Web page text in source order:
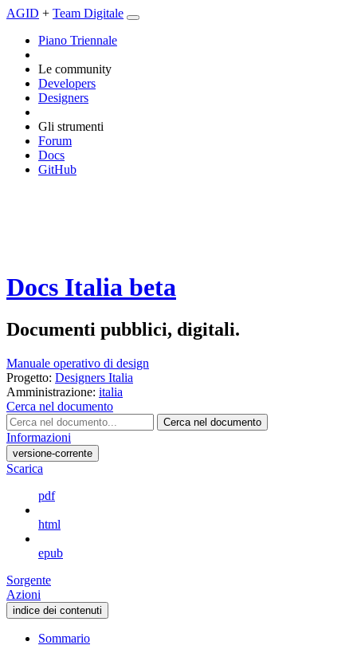
AGID + Team Digitale
Piano Triennale
Le community
Developers
Designers
Gli strumenti
Forum
Docs
GitHub
Docs Italia beta
Documenti pubblici, digitali.
Manuale operativo di design
Progetto: Designers Italia
Amministrazione: italia
Cerca nel documento
Cerca nel documento
Informazioni
versione-corrente
Scarica
pdf
html
epub
Sorgente
Azioni
indice dei contenuti
Sommario